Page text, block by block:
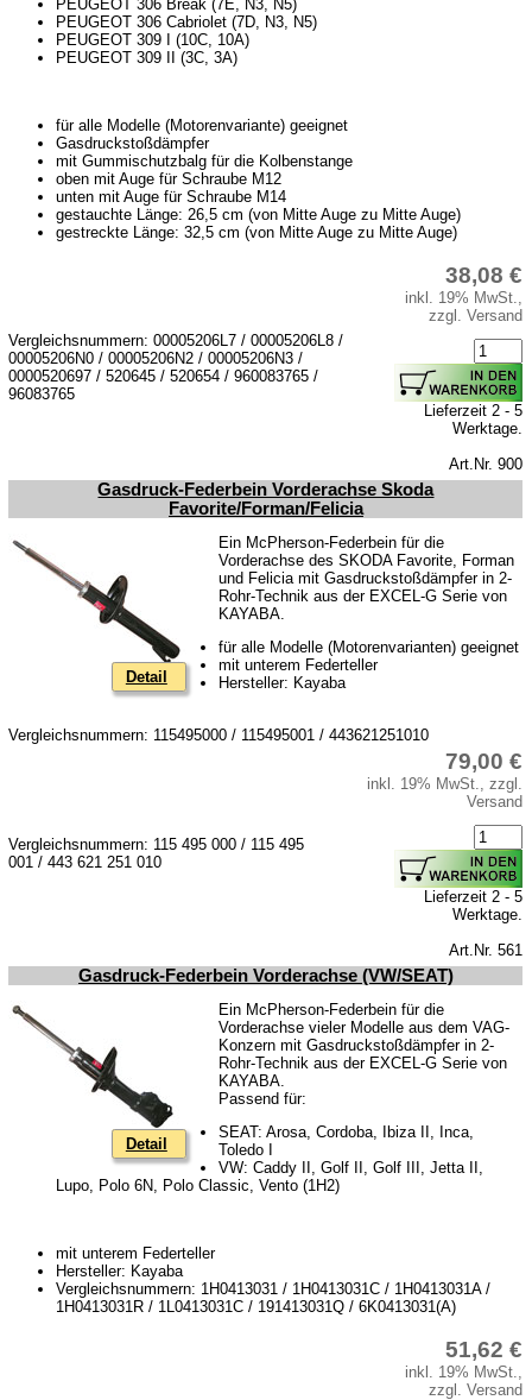
PEUGEOT 306 Break (7E, N3, N5)
PEUGEOT 306 Cabriolet (7D, N3, N5)
PEUGEOT 309 I (10C, 10A)
PEUGEOT 309 II (3C, 3A)
für alle Modelle (Motorenvariante) geeignet
Gasdruckstoßdämpfer
mit Gummischutzbalg für die Kolbenstange
oben mit Auge für Schraube M12
unten mit Auge für Schraube M14
gestauchte Länge: 26,5 cm (von Mitte Auge zu Mitte Auge)
gestreckte Länge: 32,5 cm (von Mitte Auge zu Mitte Auge)
Vergleichsnummern: 00005206L7 / 00005206L8 /
00005206N0 / 00005206N2 / 00005206N3 /
0000520697 / 520645 / 520654 / 960083765 /
96083765
38,08 €
inkl. 19% MwSt.,
zzgl. Versand
Lieferzeit 2 - 5
Werktage.
Art.Nr. 900
Gasdruck-Federbein Vorderachse Skoda
Favorite/Forman/Felicia
Detail
Ein McPherson-Federbein für die
Vorderachse des SKODA Favorite, Forman
und Felicia mit Gasdruckstoßdämpfer in 2-
Rohr-Technik aus der EXCEL-G Serie von
KAYABA.
für alle Modelle (Motorenvarianten) geeignet
mit unterem Federteller
Hersteller: Kayaba
Vergleichsnummern: 115495000 / 115495001 / 443621251010
Vergleichsnummern: 115 495 000 / 115 495
001 / 443 621 251 010
79,00 €
inkl. 19% MwSt., zzgl.
Versand
Lieferzeit 2 - 5
Werktage.
Art.Nr. 561
Gasdruck-Federbein Vorderachse (VW/SEAT)
Detail
Ein McPherson-Federbein für die
Vorderachse vieler Modelle aus dem VAG-
Konzern mit Gasdruckstoßdämpfer in 2-
Rohr-Technik aus der EXCEL-G Serie von
KAYABA.
Passend für:
SEAT: Arosa, Cordoba, Ibiza II, Inca,
Toledo I
VW: Caddy II, Golf II, Golf III, Jetta II,
Lupo, Polo 6N, Polo Classic, Vento (1H2)
mit unterem Federteller
Hersteller: Kayaba
Vergleichsnummern: 1H0413031 / 1H0413031C / 1H0413031A /
1H0413031R / 1L0413031C / 191413031Q / 6K0413031(A)
51,62 €
inkl. 19% MwSt.,
zzgl. Versand